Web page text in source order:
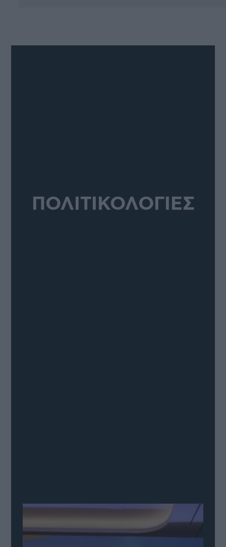
ΠΟΛΙΤΙΚΟΛΟΓΙΕΣ